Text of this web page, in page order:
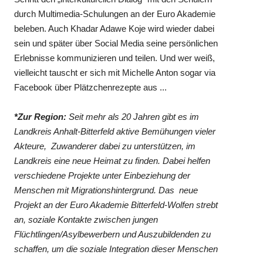
durch Multimedia-Schulungen an der Euro Akademie
beleben. Auch Khadar Adawe Koje wird wieder dabei
sein und später über Social Media seine persönlichen
Erlebnisse kommunizieren und teilen. Und wer weiß,
vielleicht tauscht er sich mit Michelle Anton sogar via
Facebook über Plätzchenrezepte aus ...
*Zur Region: Seit mehr als 20 Jahren gibt es im
Landkreis Anhalt-Bitterfeld aktive Bemühungen vieler
Akteure, Zuwanderer dabei zu unterstützen, im
Landkreis eine neue Heimat zu finden. Dabei helfen
verschiedene Projekte unter Einbeziehung der
Menschen mit Migrationshintergrund. Das neue
Projekt an der Euro Akademie Bitterfeld-Wolfen strebt
an, soziale Kontakte zwischen jungen
Flüchtlingen/Asylbewerbern und Auszubildenden zu
schaffen, um die soziale Integration dieser Menschen